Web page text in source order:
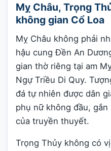
Mỵ Châu, Trọng
không gian Cổ Loa
Mỵ Châu không phải
hậu cung Đền An
gian thờ riêng tại am
Ngự Triều Di Quy.
đá tự nhiên được dân
phụ nữ không đầu,
của truyền thuyết.
Trọng Thủy không có